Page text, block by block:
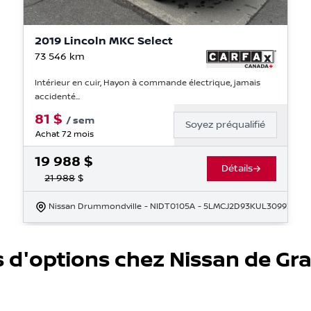
2019 Lincoln MKC Select
73 546 km
Intérieur en cuir, Hayon à commande électrique, jamais
accidenté...
81 $ /sem
Achat 72 mois
Soyez préqualifié
19 988 $
21 988$
Détails
Nissan Drummondville - NIDT0105A - 5LMCJ2D93KUL30993
d'options chez Nissan de